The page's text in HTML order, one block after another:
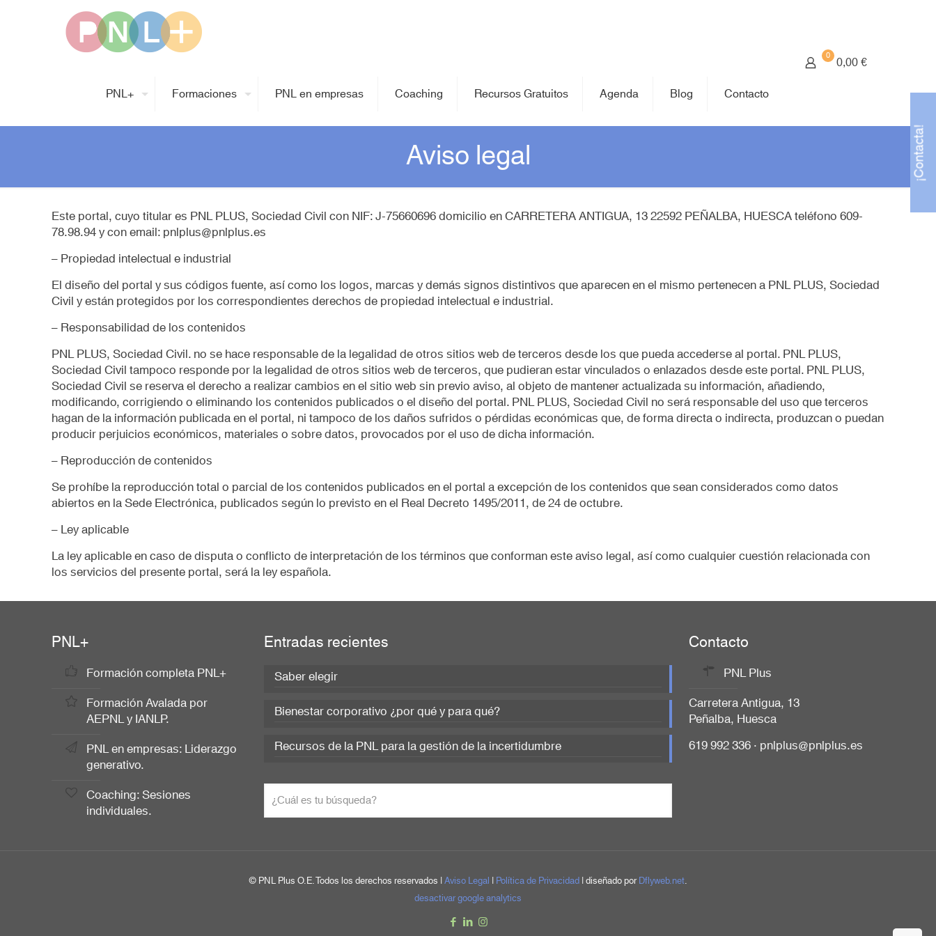
PNL+ Formaciones PNL en empresas Coaching Recursos Gratuitos Agenda Blog Contacto
0 0,00 €
Aviso legal
Este portal, cuyo titular es PNL PLUS, Sociedad Civil con NIF: J-75660696 domicilio en CARRETERA ANTIGUA, 13 22592 PEÑALBA, HUESCA teléfono 609-
78.98.94 y con email: pnlplus@pnlplus.es
– Propiedad intelectual e industrial
El diseño del portal y sus códigos fuente, así como los logos, marcas y demás signos distintivos que aparecen en el mismo pertenecen a PNL PLUS, Sociedad
Civil y están protegidos por los correspondientes derechos de propiedad intelectual e industrial.
– Responsabilidad de los contenidos
PNL PLUS, Sociedad Civil. no se hace responsable de la legalidad de otros sitios web de terceros desde los que pueda accederse al portal. PNL PLUS,
Sociedad Civil tampoco responde por la legalidad de otros sitios web de terceros, que pudieran estar vinculados o enlazados desde este portal. PNL PLUS,
Sociedad Civil se reserva el derecho a realizar cambios en el sitio web sin previo aviso, al objeto de mantener actualizada su información, añadiendo,
modificando, corrigiendo o eliminando los contenidos publicados o el diseño del portal. PNL PLUS, Sociedad Civil no será responsable del uso que terceros
hagan de la información publicada en el portal, ni tampoco de los daños sufridos o pérdidas económicas que, de forma directa o indirecta, produzcan o puedan
producir perjuicios económicos, materiales o sobre datos, provocados por el uso de dicha información.
– Reproducción de contenidos
Se prohíbe la reproducción total o parcial de los contenidos publicados en el portal a excepción de los contenidos que sean considerados como datos
abiertos en la Sede Electrónica, publicados según lo previsto en el Real Decreto 1495/2011, de 24 de octubre.
– Ley aplicable
La ley aplicable en caso de disputa o conflicto de interpretación de los términos que conforman este aviso legal, así como cualquier cuestión relacionada con
los servicios del presente portal, será la ley española.
PNL+
Formación completa PNL+
Formación Avalada por
AEPNL y IANLP.
PNL en empresas: Liderazgo
generativo.
Coaching: Sesiones
individuales.
Entradas recientes
Saber elegir
Bienestar corporativo ¿por qué y para qué?
Recursos de la PNL para la gestión de la incertidumbre
Contacto
PNL Plus
Carretera Antigua, 13
Peñalba, Huesca
619 992 336 · pnlplus@pnlplus.es
© PNL Plus O.E. Todos los derechos reservados |Aviso Legal |Política de Privacidad| diseñado porDflyweb.net.
desactivar google analytics
¡Contacta!